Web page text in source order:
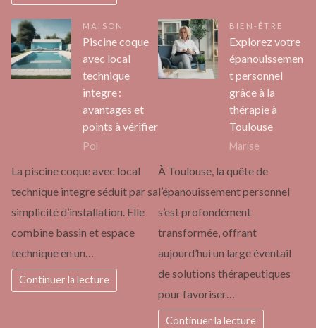
MAISON
Piscine coque
avec local
technique
integre :
avantages et
points à vérifier
Pol
La piscine coque avec local
technique integre séduit par sa
simplicité d’installation. Elle
combine bassin et espace
technique en un…
Continuer la lecture
BIEN-ÊTRE
Explorez votre
épanouissemen
t personnel
grâce à la
thérapie à
Toulouse
Marise
À Toulouse, la quête de
l’épanouissement personnel
s’est profondément
transformée, offrant
aujourd’hui un large éventail
de solutions thérapeutiques
pour favoriser…
Continuer la lecture